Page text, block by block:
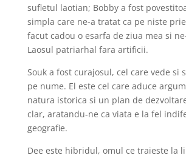
sufletul laotian; Bobby a fost
simpla care ne-a tratat ca pe niste
facut cadou o esarfa de ziua mea si
Laosul patriarhal fara artificii.
Souk a fost curajosul, cel care vede si
pe nume. El este cel care aduce
natura istorica si un plan de
clar, aratandu-ne ca viata e la fel
geografie.
Dee este hibridul, omul ce traieste la